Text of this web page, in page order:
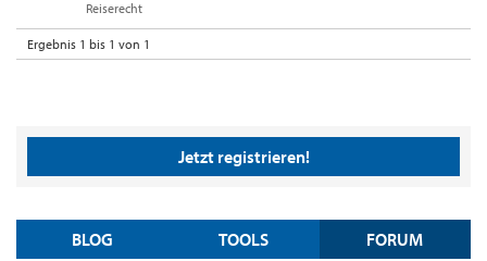
Reiserecht
Ergebnis 1 bis 1 von 1
Jetzt registrieren!
BLOG TOOLS FORUM